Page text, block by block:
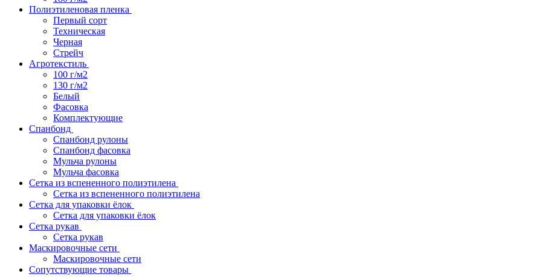
Полиэтиленовая пленка
Первый сорт
Техническая
Черная
Стрейч
Агротекстиль
100 г/м2
130 г/м2
Белый
Фасовка
Комплектующие
Спанбонд
Спанбонд рулоны
Спанбонд фасовка
Мульча рулоны
Мульча фасовка
Сетка из вспененного полиэтилена
Сетка из вспененного полиэтилена
Сетка для упаковки ёлок
Сетка для упаковки ёлок
Сетка рукав
Сетка рукав
Маскировочные сети
Маскировочные сети
Сопутствующие товары